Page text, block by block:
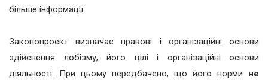
більше інформації.
Законопроект визначає правові і організаційні основи
здійснення лобізму, його цілі і організаційні основи
діяльності. При цьому передбачено, що його норми не